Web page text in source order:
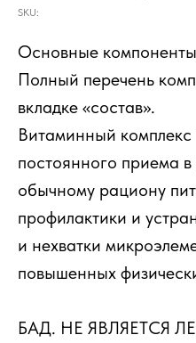
SKU:
Основные
Полный перечень
вкладке «состав».
Витаминный комплекс
постоянного приема
обычному рациону
профилактики и
и нехватки
повышенных
БАД. НЕ ЯВЛЯЕТСЯ